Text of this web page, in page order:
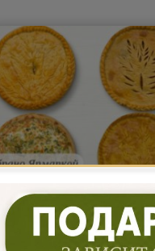
Сет "Лёгкий сытный" на
11-14 персон (5.4кг)